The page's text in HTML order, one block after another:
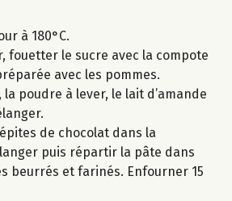
à 180°C.
fouetter le sucre avec la compote
avec les pommes.
poudre à lever, le lait d’amande
de chocolat dans la
puis répartir la pâte dans
beurrés et farinés. Enfourner 15